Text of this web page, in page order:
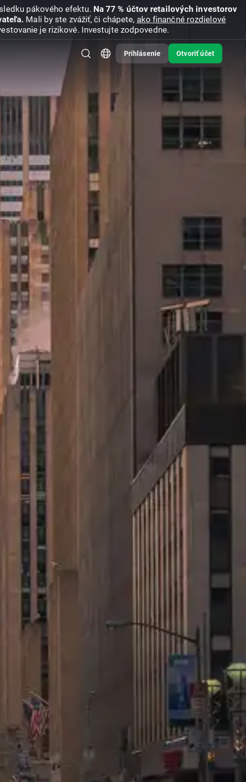
pákového efektu. Na 77 % účtov retailových investorov
Mali by ste zvážiť, či chápete, ako finančné rozdielové
je rizikové. Investujte zodpovedne.
Prihlásenie Otvoriť účet